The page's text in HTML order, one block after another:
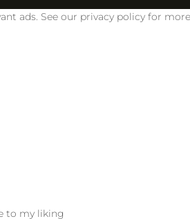
ads. See our privacy policy for
to my liking